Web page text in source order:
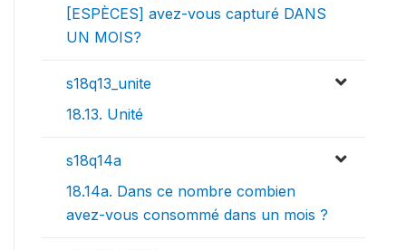
[ESPÈCES] avez-vous capturé DANS
UN MOIS?
s18q13_unite
18.13. Unité
s18q14a
18.14a. Dans ce nombre combien
avez-vous consommé dans un mois ?